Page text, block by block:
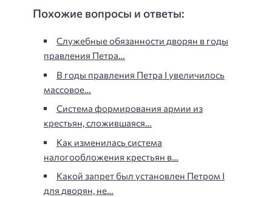
Похожие вопросы и ответы:
Служебные обязанности дворян в годы
правления Петра…
В годы правления Петра I увеличилось
массовое…
Система формирования армии из
крестьян, сложившаяся…
Как изменилась система
налогообложения крестьян в…
Какой запрет был установлен Петром I
для дворян, не…